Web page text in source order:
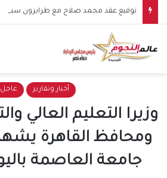
أخبار وتقارير عاجل
وزيرا التعليم العالي
ومحافظ القاهرة
جامعة العاصمة